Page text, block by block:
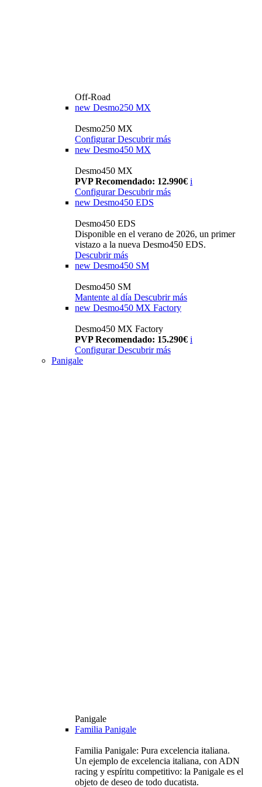
Off-Road
new Desmo250 MX
Desmo250 MX
Configurar Descubrir más
new Desmo450 MX
Desmo450 MX
PVP Recomendado: 12.990€ i
Configurar Descubrir más
new Desmo450 EDS
Desmo450 EDS
Disponible en el verano de 2026, un primer
vistazo a la nueva Desmo450 EDS.
Descubrir más
new Desmo450 SM
Desmo450 SM
Mantente al día Descubrir más
new Desmo450 MX Factory
Desmo450 MX Factory
PVP Recomendado: 15.290€ i
Configurar Descubrir más
Panigale
Panigale
Familia Panigale
Familia Panigale: Pura excelencia italiana.
Un ejemplo de excelencia italiana, con ADN
racing y espíritu competitivo: la Panigale es el
objeto de deseo de todo ducatista.